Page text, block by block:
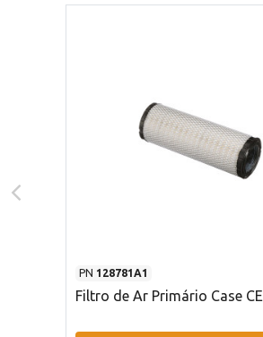
PN 128781A1
Filtro de Ar Primário Case CE